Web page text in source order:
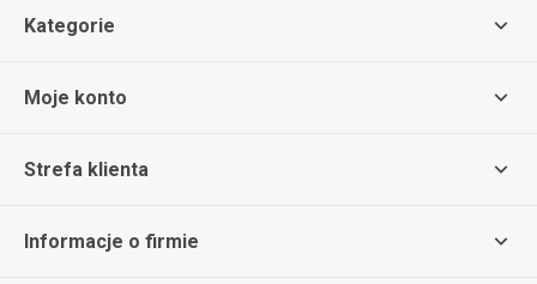
Kategorie
Moje konto
Strefa klienta
Informacje o firmie